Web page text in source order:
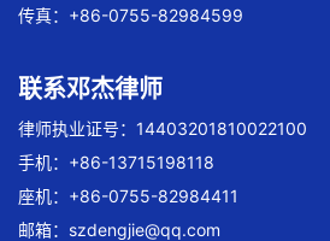
传真：+86-0755-82984599
联系邓杰律师
律师执业证号：14403201810022100
手机：+86-13715198118
座机：+86-0755-82984411
邮箱： szdengjie@qq.com